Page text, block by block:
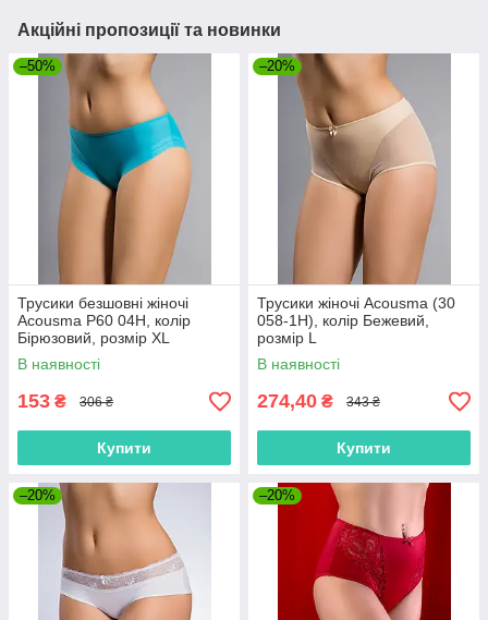
Акційні пропозиції та новинки
–50%
Трусики безшовні жіночі
Acousma P60 04H, колір
Бірюзовий, розмір XL
В наявності
153 ₴ 306 ₴
Купити
–20%
Трусики жіночі Acousma (30
058-1H), колір Бежевий,
розмір L
В наявності
274,40 ₴ 343 ₴
Купити
–20% –20%